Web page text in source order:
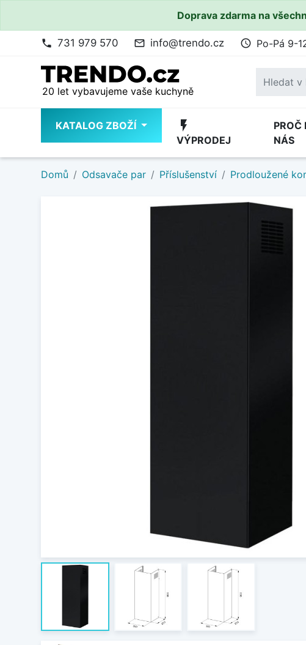
Doprava zdarma na
phone 731 979 570 mail_outline info@trendo.cz access_time Po-Pá 9-
20 let vybavujeme vaše kuchyně
KATALOG ZBOŽÍ flash_on
VÝPRODEJ
PROČ
NÁS
Domů Odsavače par Příslušenství Prodloužené